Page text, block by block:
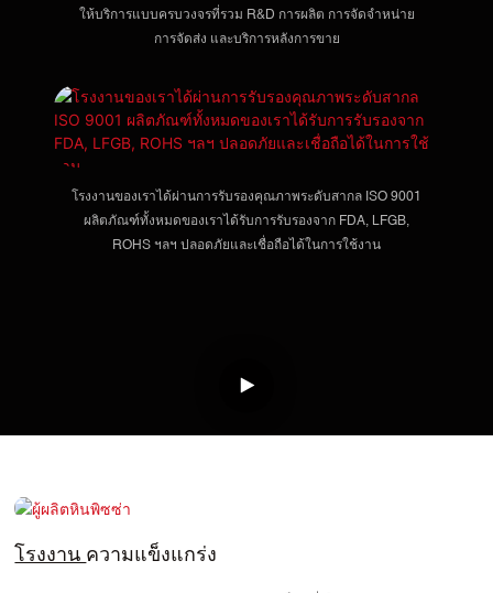
ให้บริการแบบครบวงจรที่รวม R&D การผลิต การจัดจำหน่าย
การจัดส่ง และบริการหลังการขาย
โรงงานของเราได้ผ่านการรับรองคุณภาพระดับสากล ISO 9001
ผลิตภัณฑ์ทั้งหมดของเราได้รับการรับรองจาก FDA, LFGB,
ROHS ฯลฯ ปลอดภัยและเชื่อถือได้ในการใช้งาน
โรงงาน ความแข็งแกร่ง